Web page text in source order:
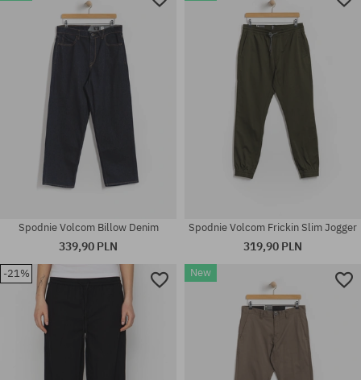
Dostępne rozmiary:
31; 32; 33
Dostępne rozmiary:
Dostępne rozmiary:
S; M; L; XL
Dostępne rozmiary:
30; 31; 32; 33; 34; 36
Spodnie Volcom Billow Denim
339,90 PLN
Spodnie Volcom Frickin Slim Jogger
319,90 PLN
-21% New